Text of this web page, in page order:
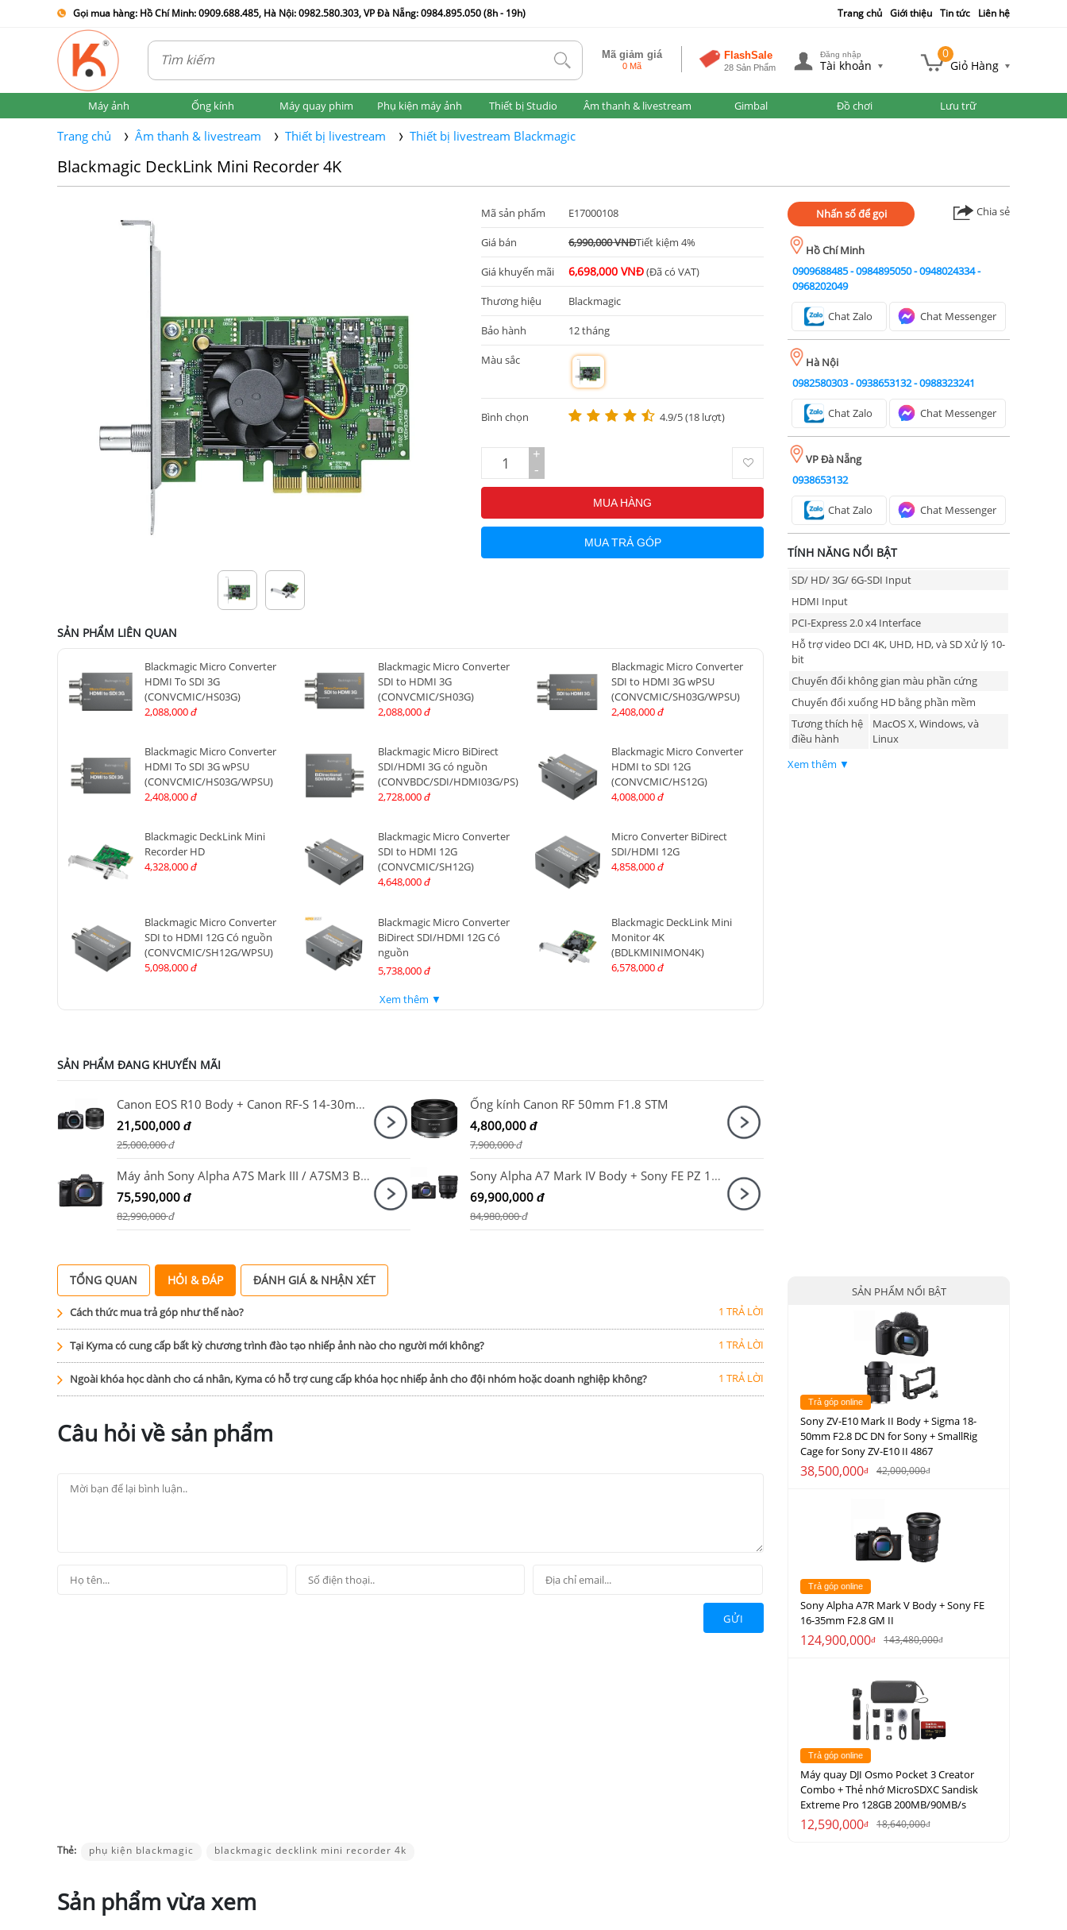
Gọi mua hàng: Hồ Chí Minh: 0909.688.485, Hà Nội: 0982.580.303, VP Đà Nẵng: 0984.895.050 (8h - 19h) Trang chủ Giới thiệu Tin tức Liên hệ
tlk Mã giảm giá
0 Mã
FlashSale
28 Sản Phẩm
Đăng nhập
Tài khoản
0
Giỏ Hàng
Máy ảnh Ống kính Máy quay phim Phụ kiện máy ảnh Thiết bị Studio Âm thanh & livestream Gimbal Đồ chơi Lưu trữ
Trang chủ Âm thanh & livestream Thiết bị livestream Thiết bị livestream Blackmagic
Blackmagic DeckLink Mini Recorder 4K
Mã sản phẩm E17000108
Giá bán 6,990,000 VNĐTiết kiệm 4%
Giá khuyến mãi 6,698,000 VNĐ(Đã có VAT)
Thương hiệu Blackmagic
Bảo hành 12 tháng
Màu sắc
m
Bình chọn 4.9/5 (18 lượt)
+
-
MUA HÀNG
MUA TRẢ GÓP
SẢN PHẨM LIÊN QUAN
Blackmagic Micro Converter
HDMI To SDI 3G
(CONVCMIC/HS03G)
2,088,000 đ
Blackmagic Micro Converter
SDI to HDMI 3G
(CONVCMIC/SH03G)
2,088,000 đ
Blackmagic Micro Converter
SDI to HDMI 3G wPSU
(CONVCMIC/SH03G/WPSU)
2,408,000 đ
Blackmagic Micro Converter
HDMI To SDI 3G wPSU
(CONVCMIC/HS03G/WPSU)
2,408,000 đ
Blackmagic Micro BiDirect
SDI/HDMI 3G có nguồn
(CONVBDC/SDI/HDMI03G/PS)
2,728,000 đ
Blackmagic Micro Converter
HDMI to SDI 12G
(CONVCMIC/HS12G)
4,008,000 đ
Blackmagic DeckLink Mini
Recorder HD
4,328,000 đ
Blackmagic Micro Converter
SDI to HDMI 12G
(CONVCMIC/SH12G)
4,648,000 đ
Micro Converter BiDirect
SDI/HDMI 12G
4,858,000 đ
Blackmagic Micro Converter
SDI to HDMI 12G Có nguồn
(CONVCMIC/SH12G/WPSU)
5,098,000 đ
Blackmagic Micro Converter
BiDirect SDI/HDMI 12G Có
nguồn
(CONVBDC/SDI/HDMI12G/P)
5,738,000 đ
Blackmagic DeckLink Mini
Monitor 4K
(BDLKMINIMON4K)
6,578,000 đ
Xem thêm ▼
SẢN PHẨM ĐANG KHUYẾN MÃI
Canon EOS R10 Body + Canon RF-S 14-30mm F4-6.3 IS STM PZ
21,500,000 đ
25,000,000đ
Ống kính Canon RF 50mm F1.8 STM
4,800,000 đ
7,900,000đ
Máy ảnh Sony Alpha A7S Mark III / A7SM3 Body
75,590,000 đ
82,990,000đ
Sony Alpha A7 Mark IV Body + Sony FE PZ 16-35mm F4 G
69,900,000 đ
84,980,000đ
Nhấn số để gọi Chia sẻ
Hồ Chí Minh
0909688485-0984895050-0948024334-
0968202049
Chat Zalo Chat Messenger
Hà Nội
0982580303-0938653132-0988323241
Chat Zalo Chat Messenger
VP Đà Nẵng
0938653132
Chat Zalo Chat Messenger
TÍNH NĂNG NỔI BẬT
SD/ HD/ 3G/ 6G-SDI Input
HDMI Input
PCI-Express 2.0 x4 Interface
Hỗ trợ video DCI 4K, UHD, HD, và SD Xử lý 10-
bit
Chuyển đổi không gian màu phần cứng
Chuyển đổi xuống HD bằng phần mềm
Tương thích hệ
điều hành
MacOS X, Windows, và
Linux
Xem thêm ▼
TỔNG QUAN HỎI & ĐÁP ĐÁNH GIÁ & NHẬN XÉT
Cách thức mua trả góp như thế nào? 1 TRẢ LỜI
Tại Kyma có cung cấp bất kỳ chương trình đào tạo nhiếp ảnh nào cho người mới không? 1 TRẢ LỜI
Ngoài khóa học dành cho cá nhân, Kyma có hỗ trợ cung cấp khóa học nhiếp ảnh cho đội nhóm hoặc doanh nghiệp không? 1 TRẢ LỜI
Câu hỏi về sản phẩm
GỬI
SẢN PHẨM NỔI BẬT
Trả góp online
Sony ZV-E10 Mark II Body + Sigma 18-
50mm F2.8 DC DN for Sony + SmallRig
Cage for Sony ZV-E10 II 4867
38,500,000đ 42,000,000đ
Trả góp online
Sony Alpha A7R Mark V Body + Sony FE
16-35mm F2.8 GM II
124,900,000đ 143,480,000đ
Trả góp online
Máy quay DJI Osmo Pocket 3 Creator
Combo + Thẻ nhớ MicroSDXC Sandisk
Extreme Pro 128GB 200MB/90MB/s
12,590,000đ 18,640,000đ
Thẻ: phụ kiện blackmagic blackmagic decklink mini recorder 4k
Sản phẩm vừa xem